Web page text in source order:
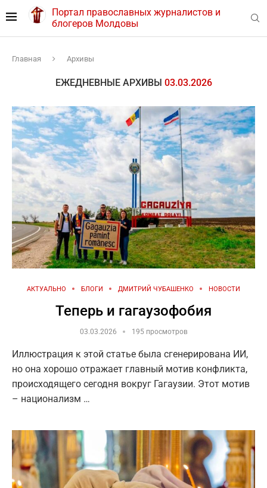
Портал православных журналистов и
блогеров Молдовы
Главная Архивы
ЕЖЕДНЕВНЫЕ АРХИВЫ 03.03.2026
АКТУАЛЬНО БЛОГИ ДМИТРИЙ ЧУБАШЕНКО НОВОСТИ
Теперь и гагаузофобия
03.03.2026 195 просмотров
Иллюстрация к этой статье была сгенерирована ИИ,
но она хорошо отражает главный мотив конфликта,
происходящего сегодня вокруг Гагаузии. Этот мотив
– национализм …